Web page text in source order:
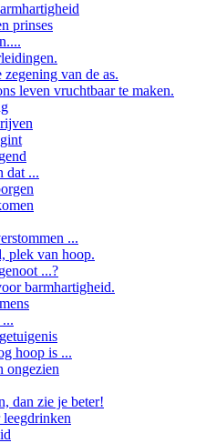
prinses
van de as.
leven vruchtbaar te maken.
dat ...
...
plek van hoop.
...?
barmhartigheid.
hoop is ...
ongezien
dan zie je beter!
leegdrinken